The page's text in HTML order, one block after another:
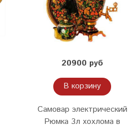
20900 руб
В корзину
Самовар электрический
Рюмка 3л хохлома в